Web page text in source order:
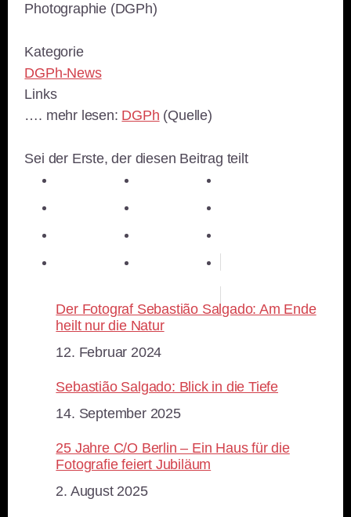
Photographie (DGPh)
Kategorie
DGPh-News
Links
…. mehr lesen: DGPh (Quelle)
Sei der Erste, der diesen Beitrag teilt
Der Fotograf Sebastião Salgado: Am Ende
heilt nur die Natur
Datum
12. Februar 2024
Sebastião Salgado: Blick in die Tiefe
Datum
14. September 2025
25 Jahre C/O Berlin – Ein Haus für die
Fotografie feiert Jubiläum
Datum
2. August 2025